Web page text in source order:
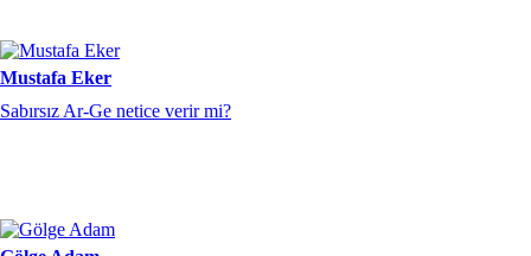
Gölge Adam
KOCA YÜREK